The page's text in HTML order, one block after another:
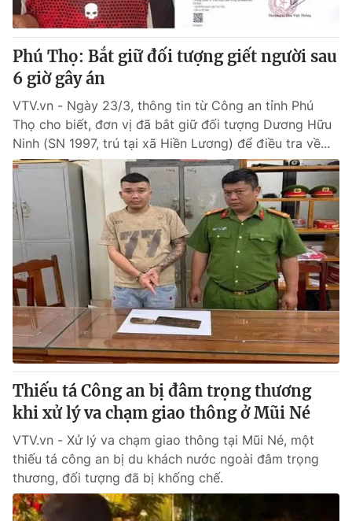
Phú Thọ: Bắt giữ đối tượng giết người sau
6 giờ gây án
VTV.vn - Ngày 23/3, thông tin từ Công an tỉnh Phú
Thọ cho biết, đơn vị đã bắt giữ đối tượng Dương Hữu
Ninh (SN 1997, trú tại xã Hiền Lương) để điều tra về...
Thiếu tá Công an bị đâm trọng thương
khi xử lý va chạm giao thông ở Mũi Né
VTV.vn - Xử lý va chạm giao thông tại Mũi Né, một
thiếu tá công an bị du khách nước ngoài đâm trọng
thương, đối tượng đã bị khống chế.